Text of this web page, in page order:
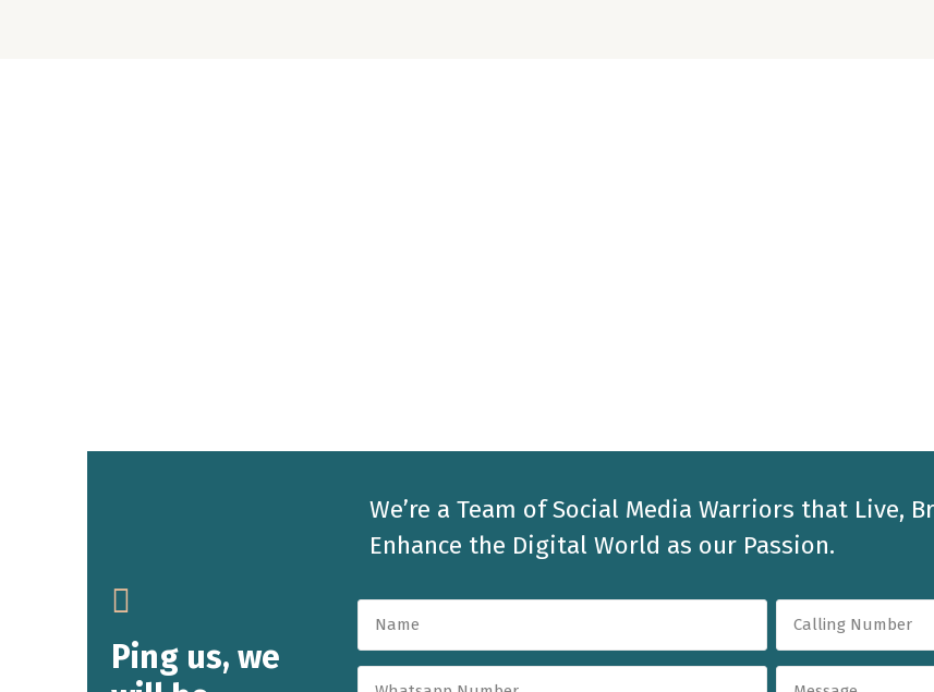
Ping us, we
We’re a Team of Social Media Warriors that Live,
Enhance the Digital World as our Passion.